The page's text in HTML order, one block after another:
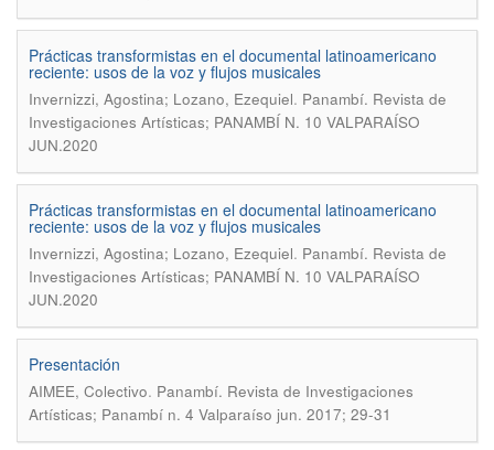
Prácticas transformistas en el documental latinoamericano
reciente: usos de la voz y flujos musicales
Invernizzi, Agostina; Lozano, Ezequiel. Panambí. Revista de
Investigaciones Artísticas; PANAMBÍ N. 10 VALPARAÍSO
JUN.2020
Prácticas transformistas en el documental latinoamericano
reciente: usos de la voz y flujos musicales
Invernizzi, Agostina; Lozano, Ezequiel. Panambí. Revista de
Investigaciones Artísticas; PANAMBÍ N. 10 VALPARAÍSO
JUN.2020
Presentación
AIMEE, Colectivo. Panambí. Revista de Investigaciones
Artísticas; Panambí n. 4 Valparaíso jun. 2017; 29-31